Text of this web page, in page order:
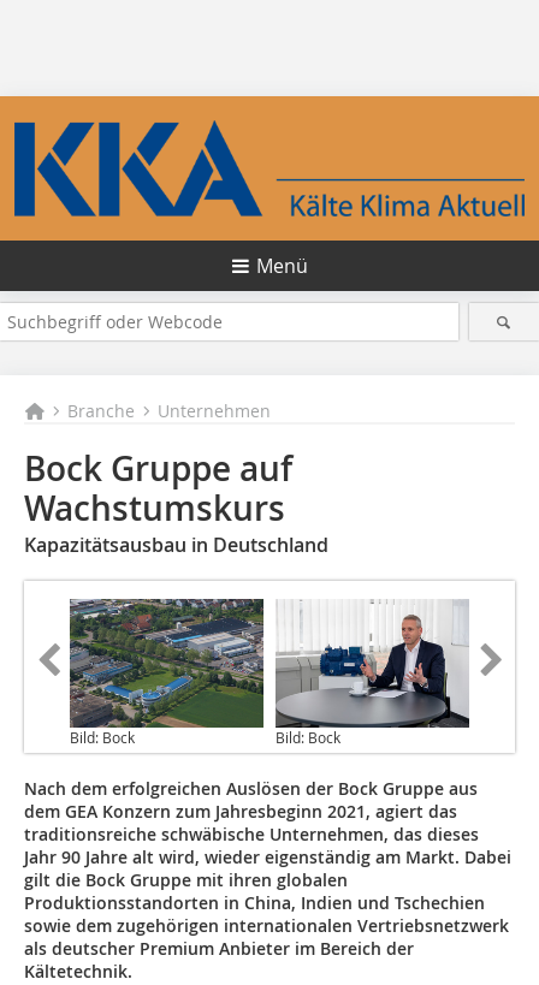
Menü
Branche Unternehmen
Bock Gruppe auf
Wachstumskurs
Kapazitätsausbau in Deutschland
Bild: Bock Bild: Bock
Nach dem erfolgreichen Auslösen der Bock Gruppe aus
dem GEA Konzern zum Jahresbeginn 2021, agiert das
traditionsreiche schwäbische Unternehmen, das dieses
Jahr 90 Jahre alt wird, wieder eigenständig am Markt. Dabei
gilt die Bock Gruppe mit ihren globalen
Produktionsstandorten in China, Indien und Tschechien
sowie dem zugehörigen internationalen Vertriebsnetzwerk
als deutscher Premium Anbieter im Bereich der
Kältetechnik.